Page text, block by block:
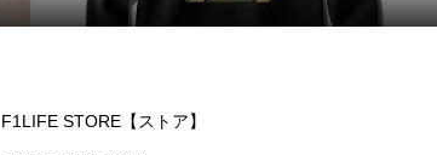
F1LIFE STORE【ストア】